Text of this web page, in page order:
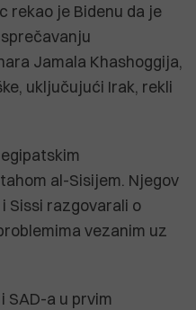
rekao je Bidenu da je
Jamala Khashoggija,
uključujući Irak, rekli
al-Sisijem. Njegov
Sissi razgovarali o
vezanim uz
SAD-a u prvim